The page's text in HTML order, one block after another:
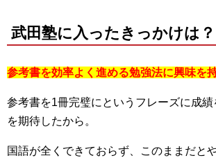
武田塾に入ったきっかけは？
参考書を効率よく進める勉強法に興味を
参考書を1冊完璧にというフレーズに成績
を期待したから。
国語が全くできておらず、このままだと